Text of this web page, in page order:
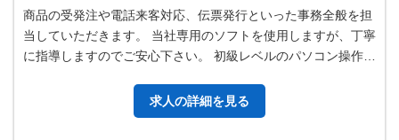
商品の受発注や電話来客対応、伝票発行といった事務全般を担
当していただきます。 当社専用のソフトを使用しますが、丁寧
に指導しますのでご安心下さい。 初級レベルのパソコン操作が
求人の詳細を見る